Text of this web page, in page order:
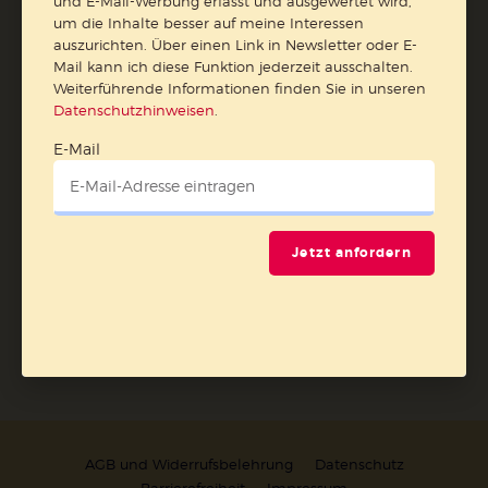
erfasst und ausgewertet wird, um die Inhalte besser auf
meine Interessen auszurichten. Über einen Link in
Newsletter oder E-Mail kann ich diese Funktion jederzeit
ausschalten.
Weiterführende Informationen finden Sie in unseren
AGB und Widerrufsbelehrung
Datenschutz
um die Inhalte besser auf meine Interessen
auszurichten. Über einen Link in Newsletter oder E-
Mail kann ich diese Funktion jederzeit ausschalten.
Weiterführende Informationen finden Sie in unseren
Datenschutzhinweisen
E-Mail
Jetzt anfordern